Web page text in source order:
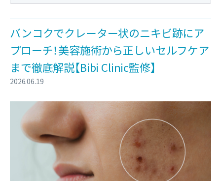
バンコクでクレーター状のニキビ跡にア
プローチ！美容施術から正しいセルフケア
まで徹底解説【Bibi Clinic監修】
2026.06.19